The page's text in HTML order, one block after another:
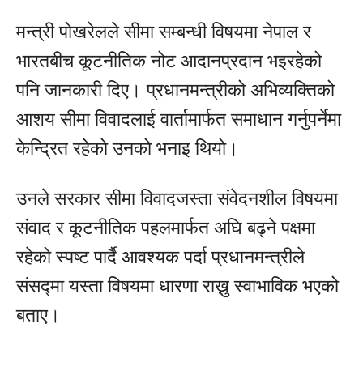
मन्त्री पोखरेलले सीमा सम्बन्धी विषयमा नेपाल र
भारतबीच कूटनीतिक नोट आदानप्रदान भइरहेको
पनि जानकारी दिए। प्रधानमन्त्रीको अभिव्यक्तिको
आशय सीमा विवादलाई वार्तामार्फत समाधान गर्नुपर्नेमा
केन्द्रित रहेको उनको भनाइ थियो।
उनले सरकार सीमा विवादजस्ता संवेदनशील विषयमा
संवाद र कूटनीतिक पहलमार्फत अघि बढ्ने पक्षमा
रहेको स्पष्ट पार्दै आवश्यक पर्दा प्रधानमन्त्रीले
संसद्मा यस्ता विषयमा धारणा राख्नु स्वाभाविक भएको
बताए।